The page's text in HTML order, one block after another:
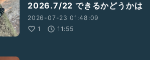
2026.7/22 できるかどうかは
2026-07-23 01:48:09
1
11:55